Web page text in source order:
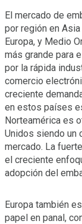
El mercado de
por región en
Europa, y Medio
más grande para
por la rápida
comercio
creciente
en estos países
Norteamérica es
Unidos siendo un
mercado. La
el creciente
adopción del
Europa también
papel en panal,